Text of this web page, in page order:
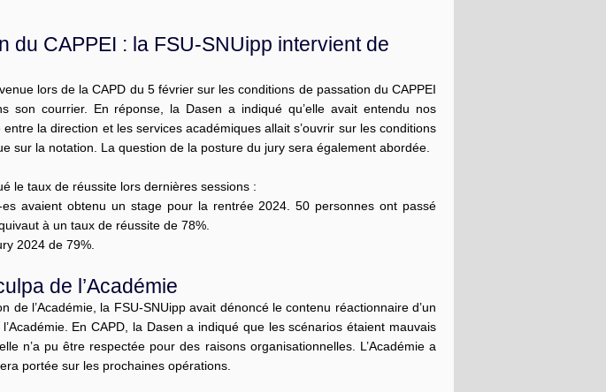
du CAPPEI : la FSU-SNUipp intervient de
lors de la CAPD du 5 février sur les conditions de passation du CAPPEI
son courrier. En réponse, la Dasen a indiqué qu’elle avait entendu nos
la direction et les services académiques allait s’ouvrir sur les conditions
sur la notation. La question de la posture du jury sera également abordée.
le taux de réussite lors dernières sessions :
avaient obtenu un stage pour la rentrée 2024. 50 personnes ont passé
à un taux de réussite de 78%.
2024 de 79%.
de l’Académie
de l’Académie, la FSU-SNUipp avait dénoncé le contenu réactionnaire d’un
En CAPD, la Dasen a indiqué que les scénarios étaient mauvais
n’a pu être respectée pour des raisons organisationnelles. L’Académie a
portée sur les prochaines opérations.